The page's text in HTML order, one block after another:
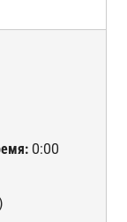
0:00